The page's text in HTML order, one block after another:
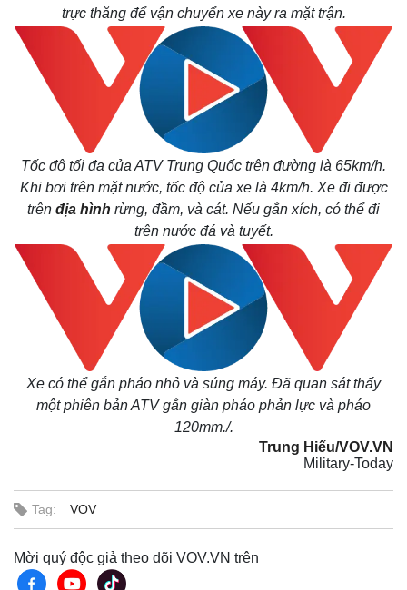
Kinh tế
Bất động sản
Khởi nghiệp
Thị trường
Giá vàng
Tiêu dùng
Tỷ giá
Chứng khoán
Giá cà phê
trực thăng để vận chuyển xe này ra mặt trận.
Tốc độ tối đa của ATV Trung Quốc trên đường là 65km/h.
Khi bơi trên mặt nước, tốc độ của xe là 4km/h. Xe đi được
trên địa hình rừng, đầm, và cát. Nếu gắn xích, có thể đi
trên nước đá và tuyết.
Xe có thể gắn pháo nhỏ và súng máy. Đã quan sát thấy
một phiên bản ATV gắn giàn pháo phản lực và pháo
120mm./.
Trung Hiếu/VOV.VN
Military-Today
Tag: VOV
Mời quý độc giả theo dõi VOV.VN trên